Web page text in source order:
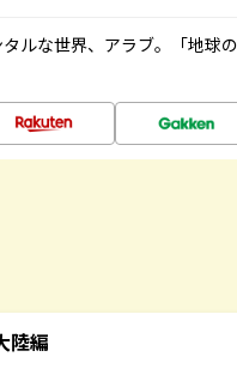
ルな世界、アラブ。「地球
陸編